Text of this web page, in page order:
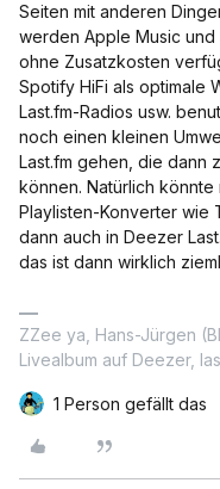
Seiten mit anderen
werden Apple Music und
ohne Zusatzkosten
Spotify HiFi als optimale
Last.fm-Radios usw.
noch einen kleinen
Last.fm gehen, die dann
können. Natürlich
Playlisten-Konverter wie
dann auch in Deezer
das ist dann wirklich
ZZee ya, Hans-Jürgen
Livealbum auf Deezer,
1 Person gefällt das